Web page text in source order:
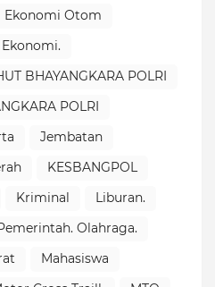
Ekonomi Otom
Ekonomi.
BHAYANGKARA POLRI
POLRI
Jembatan
KESBANGPOL
Kriminal
Liburan.
Olahraga.
Mahasiswa